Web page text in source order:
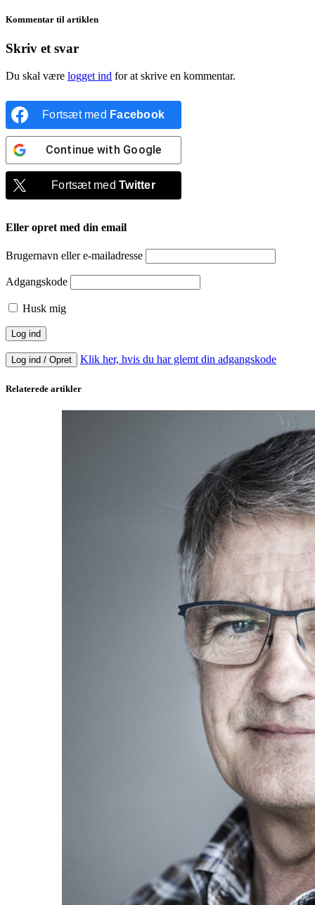
Kommentar til artiklen
Skriv et svar
Du skal være logget ind for at skrive en kommentar.
Fortsæt med Facebook
Continue with Google
Fortsæt medTwitter
Eller opret med din email
Brugernavn eller e-mailadresse
Adgangskode
Husk mig
Log ind / Opret Klik her, hvis du har glemt din adgangskode
Relaterede artikler